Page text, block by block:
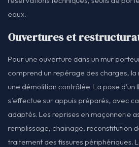
eaux.
Ouvertures et
Pour une ouverture dans un mur
comprend un repérage des charges, la
une démolition contrôlée. La pose d’un
s’effectue sur appuis préparés, avec
adaptés. Les reprises en maçonnerie
remplissage, chainage, reconstitution
traitement des fissures périphériques.